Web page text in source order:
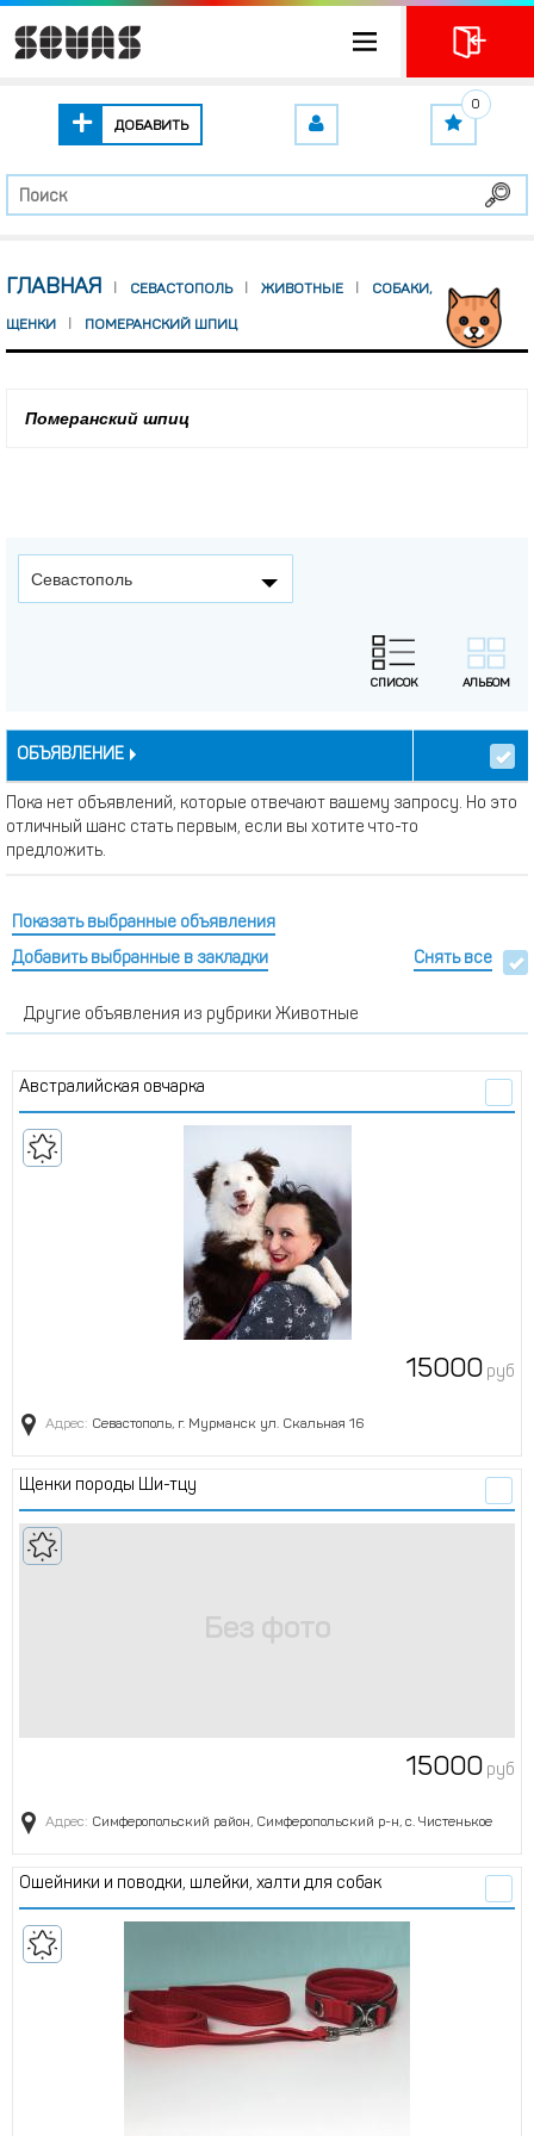
ДОБАВИТЬ
0
ГЛАВНАЯ СЕВАСТОПОЛЬ ЖИВОТНЫЕ СОБАКИ,
ЩЕНКИ ПОМЕРАНСКИЙ ШПИЦ
Померанский шпиц
Севастополь
ОБЪЯВЛЕНИЕ
Пока нет объявлений, которые отвечают вашему запросу. Но это
отличный шанс стать первым, если вы хотите что-то
предложить.
Показать выбранные объявления
Добавить выбранные в закладки
Снять все
Другие объявления из рубрики Животные
австралийская овчарка
15000 руб
Адрес: Севастополь, г. Мурманск ул. Скальная 16
Щенки породы Ши-тцу
15000 руб
Адрес: Симферопольский район, Симферопольский р-н, с. Чистенькое
Ошейники и поводки, шлейки, халти для собак